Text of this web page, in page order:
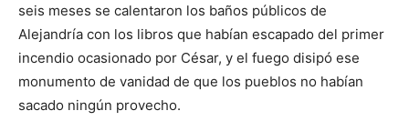
seis meses se calentaron los baños públicos de
Alejandría con los libros que habían escapado del primer
incendio ocasionado por César, y el fuego disipó ese
monumento de vanidad de que los pueblos no habían
sacado ningún provecho.